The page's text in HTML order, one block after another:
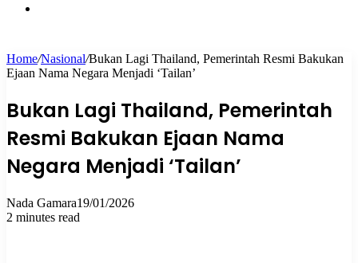
for
Home/Nasional/Bukan Lagi Thailand, Pemerintah Resmi Bakukan
Ejaan Nama Negara Menjadi ‘Tailan’
Bukan Lagi Thailand, Pemerintah
Resmi Bakukan Ejaan Nama
Negara Menjadi ‘Tailan’
Nada Gamara19/01/2026
2 minutes read